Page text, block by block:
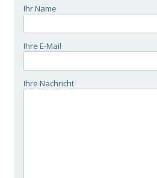
Ihr Name
Ihre E-Mail
Ihre Nachricht